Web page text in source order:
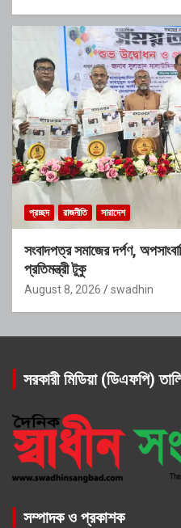
প্রচ্ছদ রাজনীতি সারাদেশ
সংবাদপত্র সমাজের দর্পণ,
প্রতিমন্ত্রী টুকু
August 8, 2026 swadhin
সরকারী মিডিয়া (ডিএফপি)
সম্পাদক ও প্রকাশক